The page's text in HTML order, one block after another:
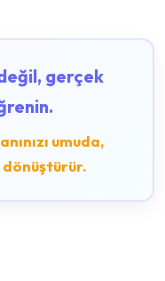
gerçek
umuda,
dönüştürür.